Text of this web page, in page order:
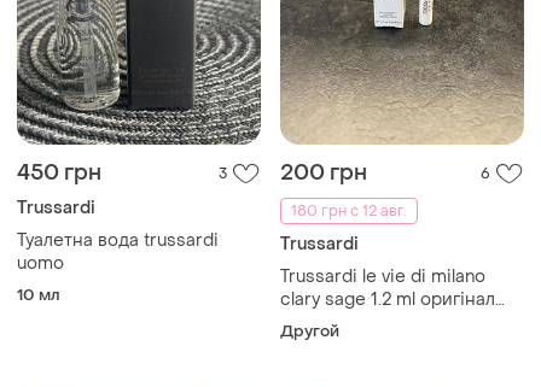
450 грн 3
Trussardi
Туалетна вода trussardi
uomo
10 мл
200 грн
6
180 грн с 12 авг.
Trussardi
Trussardi le vie di milano
clary sage 1.2 ml оригінал
нішевий парфум семпл /
пробник
Другой